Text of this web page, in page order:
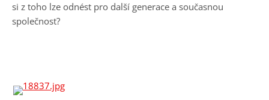
si z toho lze odnést pro další generace a současnou
společnost?